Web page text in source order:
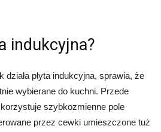
indukcyjna?
działa płyta indukcyjna, sprawia, że
wybierane do kuchni. Przede
szybkozmienne pole
przez cewki umieszczone tuż